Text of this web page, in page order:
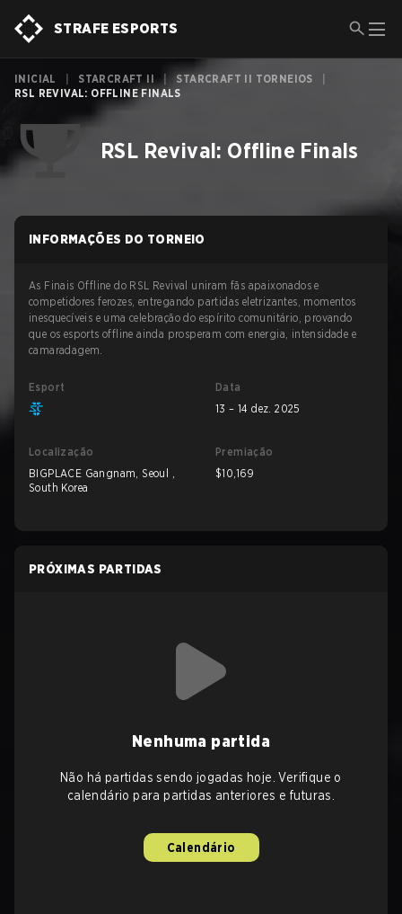
STRAFE ESPORTS
INICIAL STARCRAFT II STARCRAFT II TORNEIOS
RSL REVIVAL: OFFLINE FINALS
RSL Revival: Offline Finals
INFORMAÇÕES DO TORNEIO
As Finais Offline do RSL Revival uniram fãs apaixonados e
competidores ferozes, entregando partidas eletrizantes, momentos
inesquecíveis e uma celebração do espírito comunitário, provando
que os esports offline ainda prosperam com energia, intensidade e
camaradagem.
Esport
Data
13 – 14 dez. 2025
Localização
BIGPLACE Gangnam, Seoul ,
South Korea
Premiação
$10,169
PRÓXIMAS PARTIDAS
Nenhuma partida
Não há partidas sendo jogadas hoje. Verifique o
calendário para partidas anteriores e futuras.
Calendário